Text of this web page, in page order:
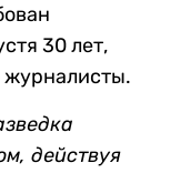
30 лет,
журналисты.
действуя